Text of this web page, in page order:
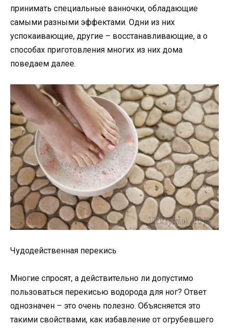
принимать специальные ванночки, обладающие
самыми разными эффектами. Одни из них
успокаивающие, другие – восстанавливающие, а о
способах приготовления многих из них дома
поведаем далее.
Чудодейственная перекись
Многие спросят, а действительно ли допустимо
пользоваться перекисью водорода для ног? Ответ
однозначен – это очень полезно. Объясняется это
такими свойствами, как избавление от огрубевшего